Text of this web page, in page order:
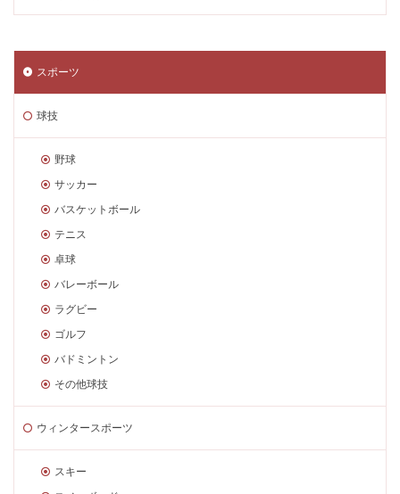
スポーツ
球技
野球
サッカー
バスケットボール
テニス
卓球
バレーボール
ラグビー
ゴルフ
バドミントン
その他球技
ウィンタースポーツ
スキー